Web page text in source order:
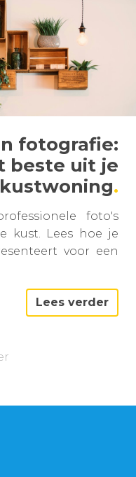
fotografie:
beste uit je
kustwoning
foto's
kust. Lees hoe je
voor een
Lees verder